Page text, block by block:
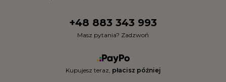
+48 883 343 993
Masz pytania? Zadzwoń
Kupujesz teraz, płacisz później